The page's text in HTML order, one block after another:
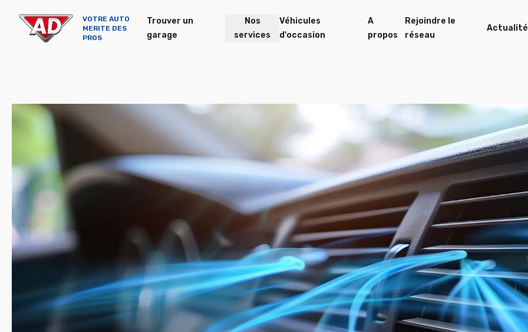
VOTRE AUTO
MERITE DES
PROS
Trouver un
garage
Nos
services
Véhicules
d'occasion
A
propos
Rejoindre le
réseau